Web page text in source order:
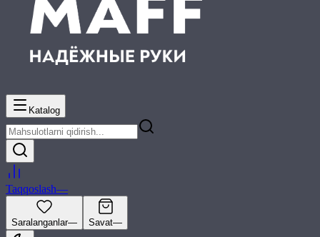
Katalog
Taqqoslash—
Saralanganlar— Savat—